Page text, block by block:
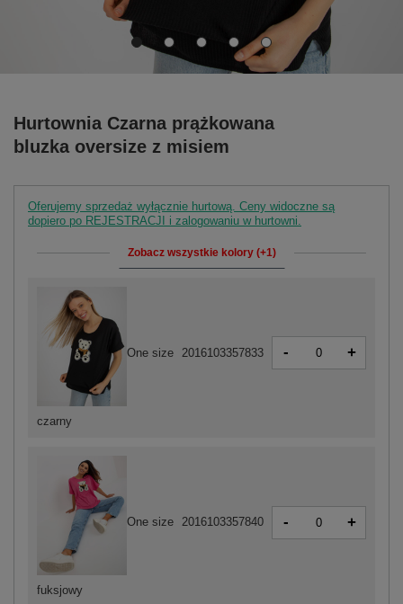
Hurtownia Czarna prążkowana
bluzka oversize z misiem
Oferujemy sprzedaż wyłącznie hurtową. Ceny widoczne są
dopiero po REJESTRACJI i zalogowaniu w hurtowni.
Zobacz wszystkie kolory (+1)
fuksjowy
One size 2016103357840 - +
czarny
One size 2016103357833 - +